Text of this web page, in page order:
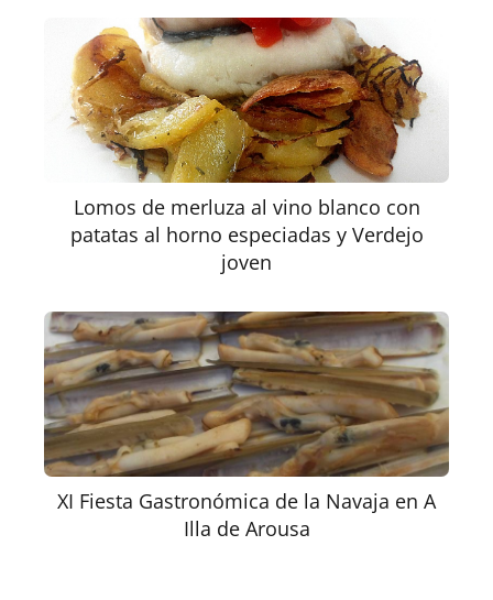
Lomos de merluza al vino blanco con
patatas al horno especiadas y Verdejo
joven
XI Fiesta Gastronómica de la Navaja en A
Illa de Arousa